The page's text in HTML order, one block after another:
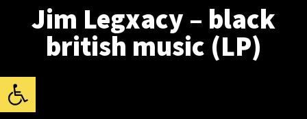
פתח
Jim Legxacy – black
british music (LP)